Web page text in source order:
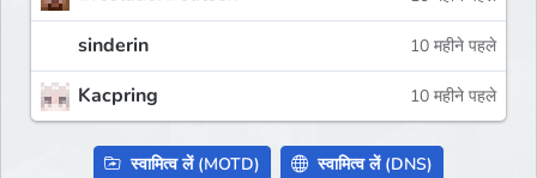
sinderin 10 महीने पहले
Kacpring 10 महीने पहले
स्वामित्व लें (MOTD) स्वामित्व लें (DNS)